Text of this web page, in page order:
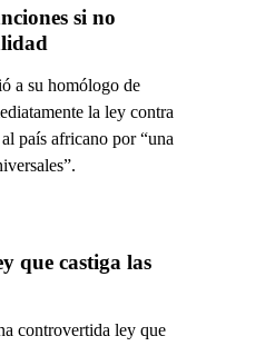
si no
a su homólogo de
la ley contra
país africano por “una
que castiga las
controvertida ley que